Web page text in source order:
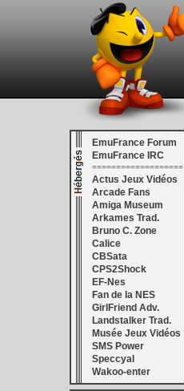
EmuFrance Forum
EmuFrance IRC
===================
Actus Jeux Vidéos
Arcade Fans
Amiga Museum
Arkames Trad.
Bruno C. Zone
Calice
CBSata
CPS2Shock
EF-Nes
Fan de la NES
GirlFriend Adv.
Landstalker Trad.
Musée Jeux Vidéos
SMS Power
Speccyal
Wakoo-enter